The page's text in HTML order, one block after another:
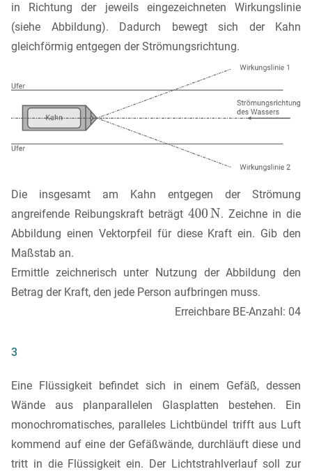
in Richtung der jeweils eingezeichneten Wirkungslinie
(siehe Abbildung). Dadurch bewegt sich der Kahn
gleichförmig entgegen der Strömungsrichtung.
Die insgesamt am Kahn entgegen der Strömung
angreifende Reibungskraft beträgt
. Zeichne in die
Abbildung einen Vektorpfeil für diese Kraft ein. Gib den
Maßstab an.
Ermittle zeichnerisch unter Nutzung der Abbildung den
Betrag der Kraft, den jede Person aufbringen muss.
Erreichbare BE-Anzahl: 04
3
Eine Flüssigkeit befindet sich in einem Gefäß, dessen
Wände aus planparallelen Glasplatten bestehen. Ein
monochromatisches, paralleles Lichtbündel trifft aus Luft
kommend auf eine der Gefäßwände, durchläuft diese und
tritt in die Flüssigkeit ein. Der Lichtstrahlverlauf soll zur